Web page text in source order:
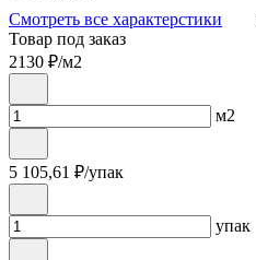
Смотреть все характерстики
Товар под заказ
2130 ₽/м2
м2
5 105,61 ₽/упак
упак